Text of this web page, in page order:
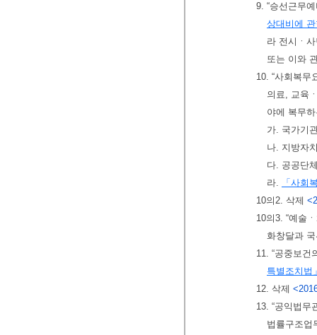
9. “승선근무
상대비에
라 전시ㆍ
또는 이와
10. “사회복무
의료, 교육
야에 복무
가. 국가기
나. 지방자
다. 공공단
라.
「사회
10의2. 삭제
10의3. “예술
화창달과
11. “공중보건
특별조치법
12. 삭제
13. “공익법무
법률구조업